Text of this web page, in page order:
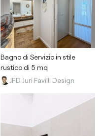
Bagno di Servizio in stile
rustico di 5 mq
JFD Juri Favilli Design